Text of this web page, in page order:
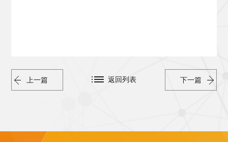
上一篇 下一篇
返回列表